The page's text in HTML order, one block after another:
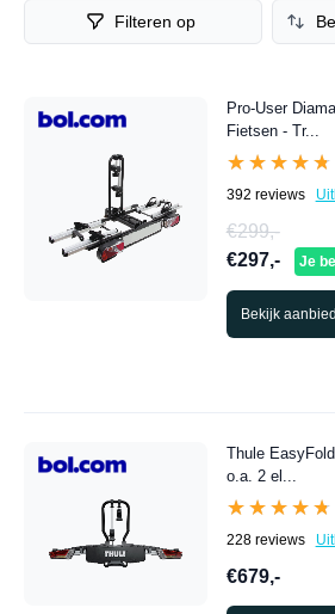
beste Fietsendrager aanbiedingen
Filteren op
Pro-User
Fietsen - Tr...
★★★★★
★★★★★
392 reviews
€299,-
€297,-
Je
Bekijk
Thule
o.a. 2 el...
★★★★★
★★★★★
228 reviews
€679,-